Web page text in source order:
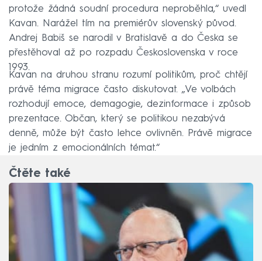
protože žádná soudní procedura neproběhla,“ uvedl
Kavan. Narážel tím na premiérův slovenský původ.
Andrej Babiš se narodil v Bratislavě a do Česka se
přestěhoval až po rozpadu Československa v roce
1993.
Kavan na druhou stranu rozumí politikům, proč chtějí
právě téma migrace často diskutovat. „Ve volbách
rozhodují emoce, demagogie, dezinformace i způsob
prezentace. Občan, který se politikou nezabývá
denně, může být často lehce ovlivněn. Právě migrace
je jedním z emocionálních témat.“
Čtěte také